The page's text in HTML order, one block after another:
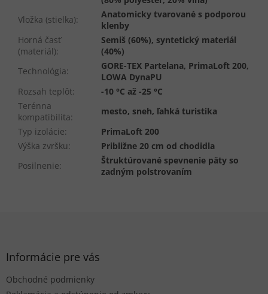
Vložka (stielka):
Anatomicky tvarované s podporou
klenby
Horná časť
(materiál):
Semiš (60%), syntetický materiál
(40%)
Technológia:
GORE-TEX Partelana, PrimaLoft 200,
LOWA DynaPU
Rozsah teplôt:
-10 °C až -25 °C
Terénna
kompatibilita:
mesto, sneh, ľahká turistika
Typ izolácie:
PrimaLoft 200
Výška zvršku:
Približne 20 cm od chodidla
Posilnenie:
Štruktúrované spevnenie päty so
zadným polstrovaním
Informácie pre vás
Obchodné podmienky